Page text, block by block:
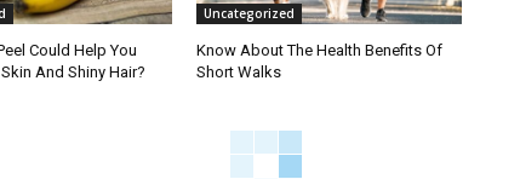
Could Help You
And Shiny Hair?
Uncategorized
Know About The Health Benefits Of
Short Walks